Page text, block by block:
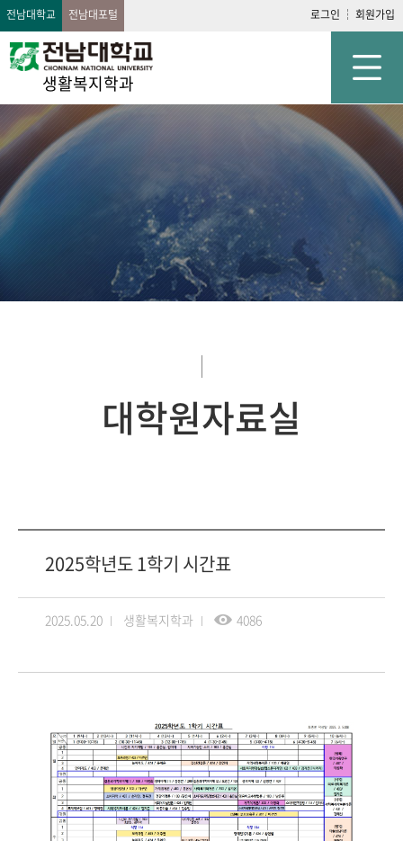
전남대학교 전남대포털 로그인 회원가입
생활복지학과
대학원자료실
2025학년도 1학기 시간표
2025.05.20 생활복지학과 4086